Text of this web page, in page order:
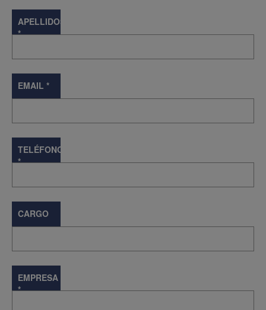
APELLIDOS
*
EMAIL *
TELÉFONO
*
CARGO
EMPRESA
*